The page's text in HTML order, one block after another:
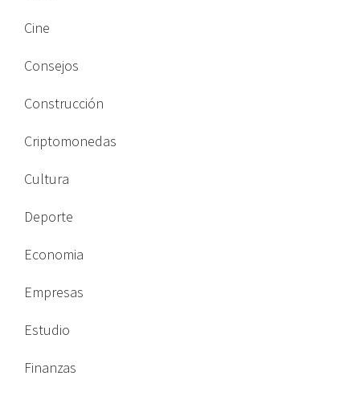
Cine
Consejos
Construcción
Criptomonedas
Cultura
Deporte
Economia
Empresas
Estudio
Finanzas